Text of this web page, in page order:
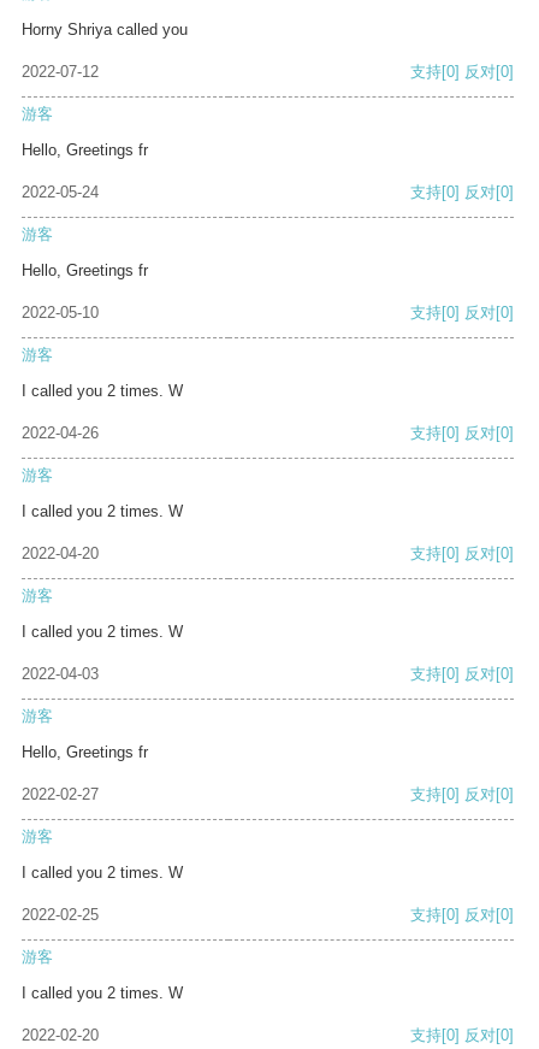
Horny Shriya called you
2022-07-12 支持[0] 反对[0]
游客
Hello, Greetings fr
2022-05-24 支持[0] 反对[0]
游客
Hello, Greetings fr
2022-05-10 支持[0] 反对[0]
游客
I called you 2 times. W
2022-04-26 支持[0] 反对[0]
游客
I called you 2 times. W
2022-04-20 支持[0] 反对[0]
游客
I called you 2 times. W
2022-04-03 支持[0] 反对[0]
游客
Hello, Greetings fr
2022-02-27 支持[0] 反对[0]
游客
I called you 2 times. W
2022-02-25 支持[0] 反对[0]
游客
I called you 2 times. W
2022-02-20 支持[0] 反对[0]